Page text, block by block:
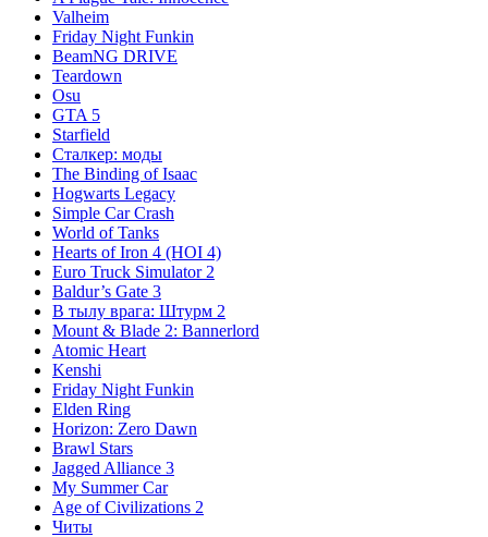
Valheim
Friday Night Funkin
BeamNG DRIVE
Teardown
Osu
GTA 5
Starfield
Сталкер: моды
The Binding of Isaac
Hogwarts Legacy
Simple Car Crash
World of Tanks
Hearts of Iron 4 (HOI 4)
Euro Truck Simulator 2
Baldur’s Gate 3
В тылу врага: Штурм 2
Mount & Blade 2: Bannerlord
Atomic Heart
Kenshi
Friday Night Funkin
Elden Ring
Horizon: Zero Dawn
Brawl Stars
Jagged Alliance 3
My Summer Car
Age of Civilizations 2
Читы